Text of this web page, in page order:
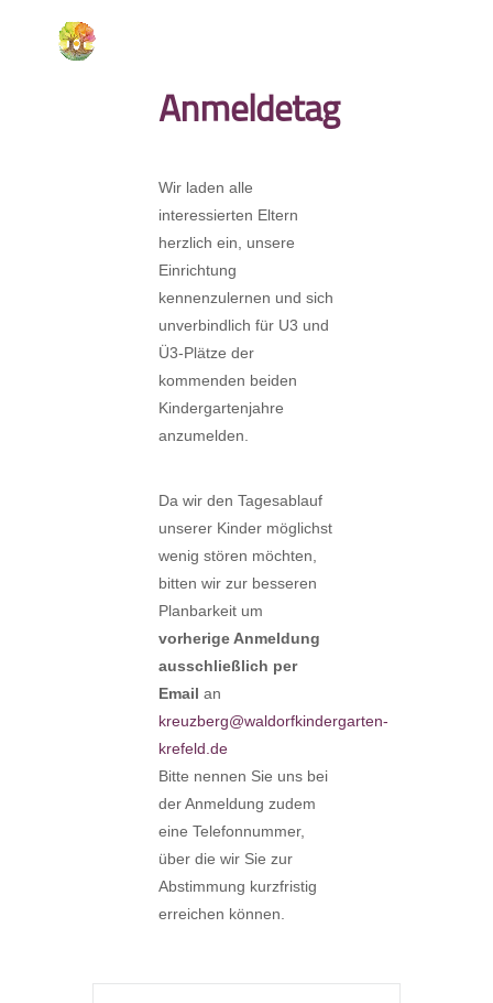
Anmeldetag
Wir laden alle
interessierten Eltern
herzlich ein, unsere
Einrichtung
kennenzulernen und sich
unverbindlich für U3 und
Ü3-Plätze der
kommenden beiden
Kindergartenjahre
anzumelden.
Da wir den Tagesablauf
unserer Kinder möglichst
wenig stören möchten,
bitten wir zur besseren
Planbarkeit um
vorherige Anmeldung
ausschließlich per
Email an
kreuzberg@waldorfkindergarten-
krefeld.de
Bitte nennen Sie uns bei
der Anmeldung zudem
eine Telefonnummer,
über die wir Sie zur
Abstimmung kurzfristig
erreichen können.